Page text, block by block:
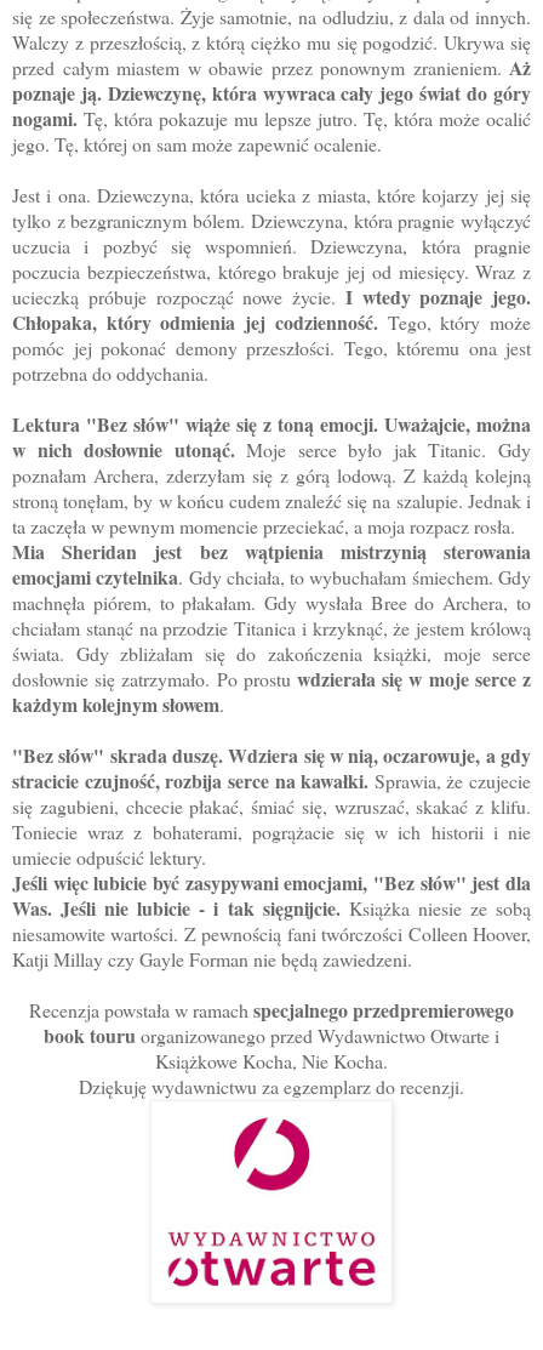
się ze społeczeństwa. Żyje samotnie, na odludziu, z dala od innych.
Walczy z przeszłością, z którą ciężko mu się pogodzić. Ukrywa się
przed całym miastem w obawie przez ponownym zranieniem. Aż
poznaje ją. Dziewczynę, która wywraca cały jego świat do góry
nogami. Tę, która pokazuje mu lepsze jutro. Tę, która może ocalić
jego. Tę, której on sam może zapewnić ocalenie.
Jest i ona. Dziewczyna, która ucieka z miasta, które kojarzy jej się
tylko z bezgranicznym bólem. Dziewczyna, która pragnie wyłączyć
uczucia i pozbyć się wspomnień. Dziewczyna, która pragnie
poczucia bezpieczeństwa, którego brakuje jej od miesięcy. Wraz z
ucieczką próbuje rozpocząć nowe życie. I wtedy poznaje jego.
Chłopaka, który odmienia jej codzienność.Tego, który może
pomóc jej pokonać demony przeszłości. Tego, któremu ona jest
potrzebna do oddychania.
Lektura "Bez słów" wiąże się z toną emocji. Uważajcie, można
w nich dosłownie utonąć.Moje serce było jak Titanic. Gdy
poznałam Archera, zderzyłam się z górą lodową. Z każdą kolejną
stroną tonęłam, by w końcu cudem znaleźć się na szalupie. Jednak i
ta zaczęła w pewnym momencie przeciekać, a moja rozpacz rosła.
Mia Sheridan jest bez wątpienia mistrzynią sterowania
emocjami czytelnika. Gdy chciała, to wybuchałam śmiechem. Gdy
machnęła piórem, to płakałam. Gdy wysłała Bree do Archera, to
chciałam stanąć na przodzie Titanica i krzyknąć, że jestem królową
świata. Gdy zbliżałam się do zakończenia książki, moje serce
dosłownie się zatrzymało. Po prostu wdzierała się w moje serce z
każdym kolejnym słowem.
"Bez słów" skrada duszę. Wdziera się w nią, oczarowuje, a gdy
stracicie czujność, rozbija serce na kawałki. Sprawia, że czujecie
się zagubieni, chcecie płakać, śmiać się, wzruszać, skakać z klifu.
Toniecie wraz z bohaterami, pogrążacie się w ich historii i nie
umiecie odpuścić lektury.
Jeśli więc lubicie być zasypywani emocjami, "Bez słów" jest dla
Was. Jeśli nie lubicie - i tak sięgnijcie.Książka niesie ze sobą
niesamowite wartości. Z pewnością fani twórczości Colleen Hoover,
Katji Millay czy Gayle Forman nie będą zawiedzeni.
Recenzja powstała w ramach specjalnego przedpremierowego
book touruorganizowanego przed Wydawnictwo Otwarte i
Książkowe Kocha, Nie Kocha.
Dziękuję wydawnictwu za egzemplarz do recenzji.